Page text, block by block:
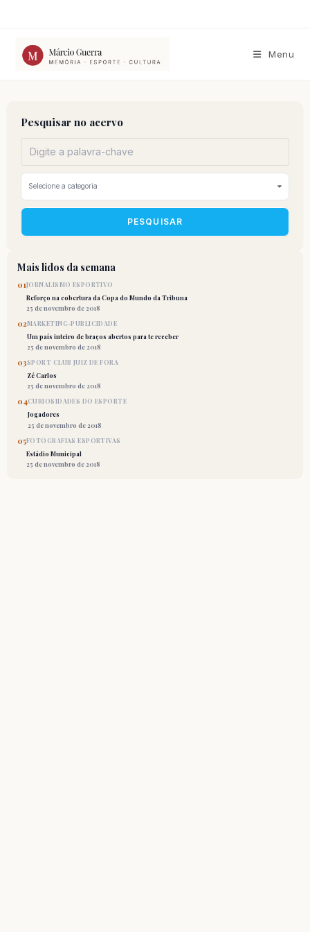
conteúdo
Menu
Pesquisar no acervo
PESQUISAR
Mais lidos da semana
01JORNALISMO ESPORTIVO
Reforço na cobertura da Copa do Mundo da Tribuna
25 de novembro de 2018
02MARKETING-PUBLICIDADE
Um país inteiro de braços abertos para te receber
25 de novembro de 2018
03SPORT CLUB JUIZ DE FORA
Zé Carlos
25 de novembro de 2018
04CURIOSIDADES DO ESPORTE
Jogadores
25 de novembro de 2018
05FOTOGRAFIAS ESPORTIVAS
Estádio Municipal
25 de novembro de 2018